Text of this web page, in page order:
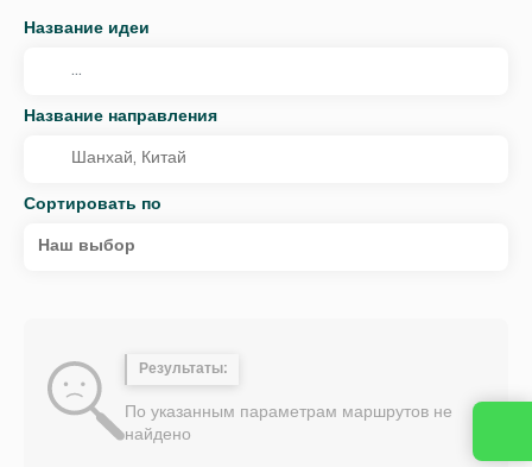
Название идеи
Название направления
Сортировать по
Наш выбор
Результаты:
По указанным параметрам маршрутов не
найдено